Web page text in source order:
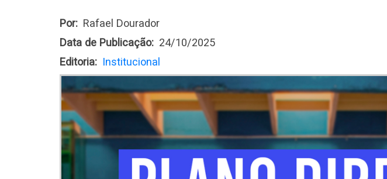
Por
Rafael Dourador
Data de Publicação
24/10/2025
Editoria
Institucional